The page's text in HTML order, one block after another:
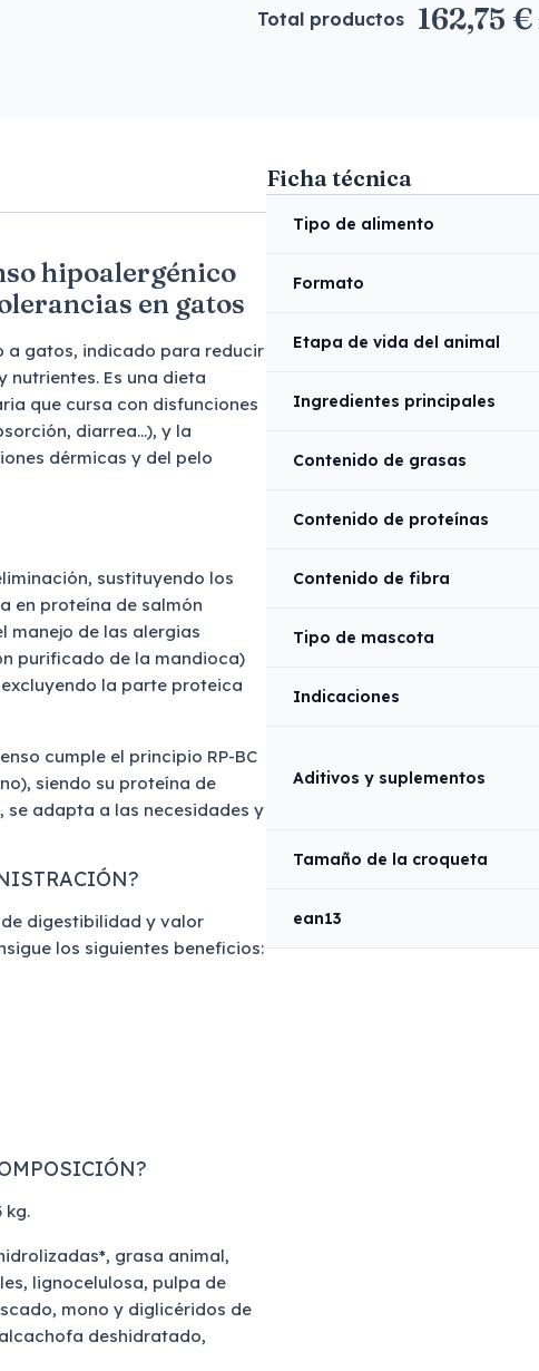
Total productos 162,75 €
hipoalergénico
en gatos
a gatos, indicado para reducir
Es una dieta
que cursa con disfunciones
diarrea…), y la
dérmicas y del pelo
sustituyendo los
en proteína de salmón
manejo de las alergias
purificado de la mandioca)
la parte proteica
cumple el principio RP-BC
siendo su proteína de
se adapta a las necesidades y
digestibilidad y valor
los siguientes beneficios:
kg.
grasa animal,
lignocelulosa, pulpa de
mono y diglicéridos de
deshidratado,
Ficha técnica
Tipo de alimento
Formato
Etapa de vida del animal
Ingredientes principales
Contenido de grasas
Contenido de proteínas
Contenido de fibra
Tipo de mascota
Indicaciones
Aditivos y suplementos
Tamaño de la croqueta
ean13